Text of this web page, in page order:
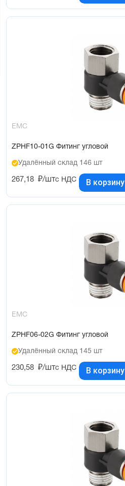
EMC
ZPHF10-01G Фитинг угловой
Удалённый склад 146 шт
267,18 ₽/штс НДС В корзину
EMC
ZPHF06-02G Фитинг угловой
Удалённый склад 145 шт
230,58 ₽/штс НДС В корзину